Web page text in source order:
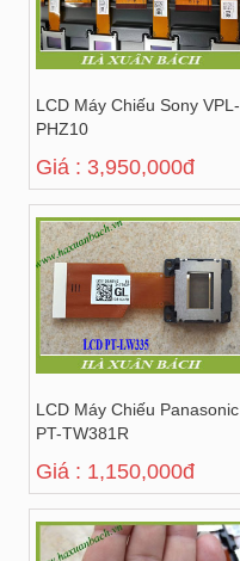
LCD Máy Chiếu Sony VPL-
PHZ10
Giá : 3,950,000đ
LCD Máy Chiếu Panasonic
PT-TW381R
Giá : 1,150,000đ